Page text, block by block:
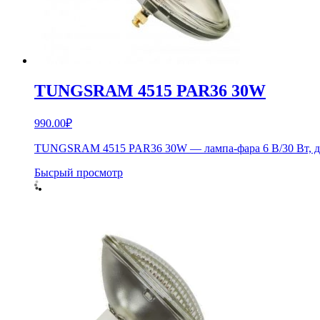
TUNGSRAM 4515 PAR36 30W
990.00₽
TUNGSRAM 4515 PAR36 30W — лампа-фара 6 В/30 Вт,
Бысрый просмотр